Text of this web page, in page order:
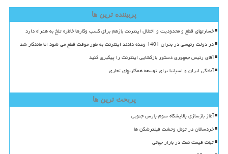
پربیننده ترین ها
خسارتهای قطع و محدودیت و اختلال اینترنت بازهم برای کسب وکارها خاطره تلخ به همراه دارد
در دولت رئیسی در بحران 1401 وعده دادند اینترنت به طور موقت قطع می شود اما ماندگار شد
آقای رئیس جمهوری دستور بازگشایی اینترنت را پیگیری کنید
آمادگی ایران و اسپانیا برای توسعه همکاریهای تجاری
پربحث ترین ها
آغاز بازسازی پالایشگاه سوم پارس جنوبی
خردسالان در تونل وحشت فیلترشکن ها
ثبات قیمت نفت در بازار جهانی